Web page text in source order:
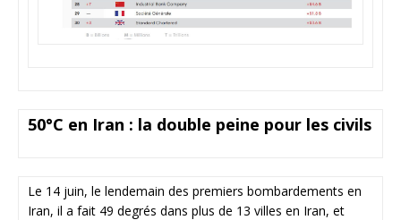
50°C en Iran : la double peine pour les civils
Le 14 juin, le lendemain des premiers bombardements en
Iran, il a fait 49 degrés dans plus de 13 villes en Iran, et